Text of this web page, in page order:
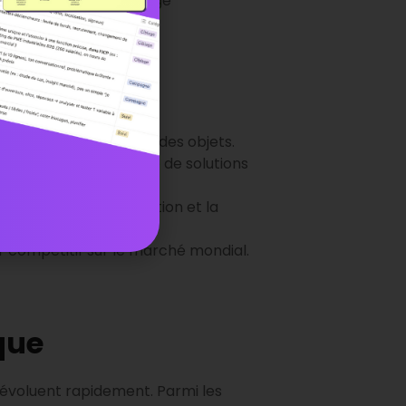
de croissance.
et l’Internet des objets.
demande croissante de solutions
soutenir l’innovation et la
compétitif sur le marché mondial.
rapidement. Parmi les